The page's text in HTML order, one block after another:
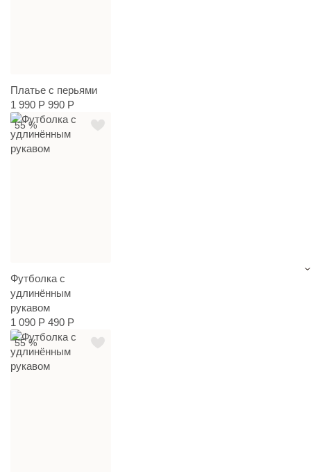
Платье с перьями
1 990 Р 990 Р
55 %
Футболка с
удлинённым
рукавом
1 090 Р 490 Р
55 %